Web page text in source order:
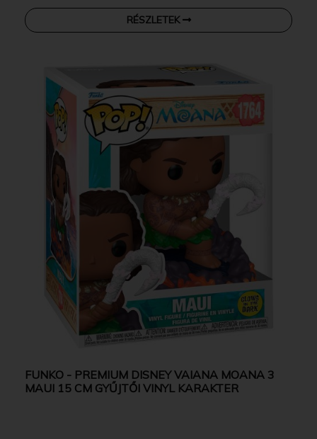
RÉSZLETEK
FUNKO - PREMIUM DISNEY VAIANA MOANA 3
MAUI 15 CM GYŰJTŐI VINYL KARAKTER